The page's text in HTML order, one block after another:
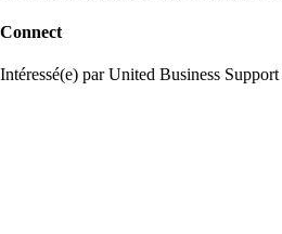
Connect
Intéressé(e) par United Business